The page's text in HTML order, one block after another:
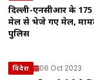
दिल्ली-एनसीआर के
मेल से भेजे गए मेल,
पुलिस
विदेश 06 Oct 2023